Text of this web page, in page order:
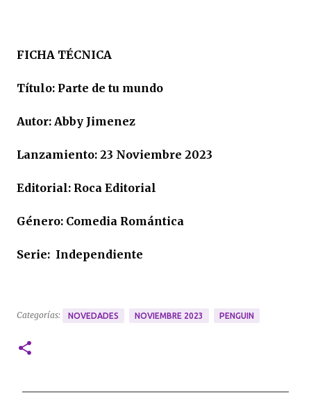
FICHA TÉCNICA
Título: Parte de tu mundo
Autor: Abby Jimenez
Lanzamiento: 23 Noviembre 2023
Editorial: Roca Editorial
Género: Comedia Romántica
Serie: Independiente
Categorías: NOVEDADES NOVIEMBRE 2023 PENGUIN